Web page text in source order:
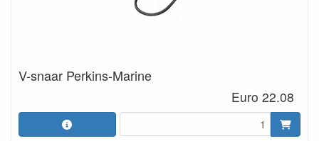
V-snaar Perkins-Marine
Euro 22.08